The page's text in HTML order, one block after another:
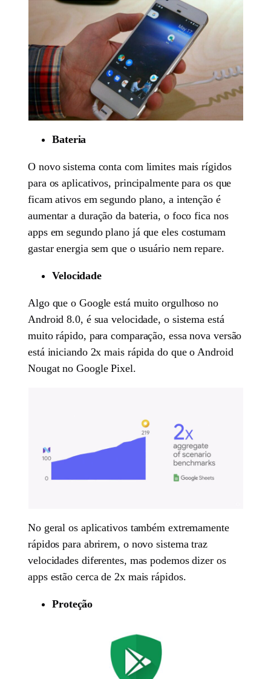
Bateria
O novo sistema conta com limites mais rígidos
para os aplicativos, principalmente para os que
ficam ativos em segundo plano, a intenção é
aumentar a duração da bateria, o foco fica nos
apps em segundo plano já que eles costumam
gastar energia sem que o usuário nem repare.
Velocidade
Algo que o Google está muito orgulhoso no
Android 8.0, é sua velocidade, o sistema está
muito rápido, para comparação, essa nova versão
está iniciando 2x mais rápida do que o Android
Nougat no Google Pixel.
No geral os aplicativos também extremamente
rápidos para abrirem, o novo sistema traz
velocidades diferentes, mas podemos dizer os
apps estão cerca de 2x mais rápidos.
Proteção